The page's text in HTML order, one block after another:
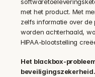
met het product. Met
zelfs informatie over
worden achterhaald,
HIPAA-blootstelling
Het blackbox-
beveiligingszekerheid.